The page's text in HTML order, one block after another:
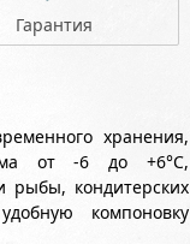
Гарантия
хранения,
от -6 до +6°С,
рыбы, кондитерских
компоновку